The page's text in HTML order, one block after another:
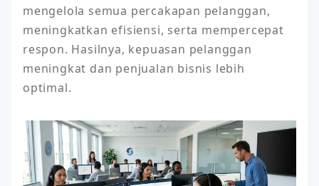
mengelola semua percakapan pelanggan,
meningkatkan efisiensi, serta mempercepat
respon. Hasilnya, kepuasan pelanggan
meningkat dan penjualan bisnis lebih
optimal.